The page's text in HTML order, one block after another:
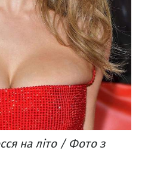
на літо / Фото з